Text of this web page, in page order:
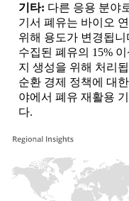
기타: 다른 응용 분야
기서 폐유는 바이오
위해 용도가 변경됩
수집된 폐유의 15%
지 생성을 위해 처리
순환 경제 정책에 대
야에서 폐유 재활용
다.